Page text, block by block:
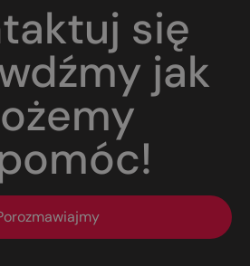
się
jak